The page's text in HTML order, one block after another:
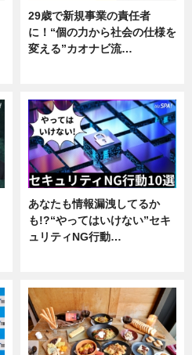
29歳で新規事業の責任者
に！“個の力から社会の仕様を
変える”カオナビ流…
あなたも情報漏洩してるか
も!?“やってはいけない”セキ
ュリティNG行動…